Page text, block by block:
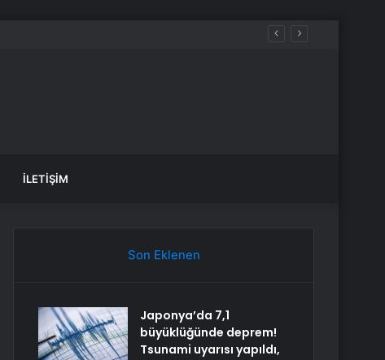
İLETIŞIM
Son Eklenen
Japonya’da 7,1
büyüklüğünde deprem!
Tsunami uyarısı yapıldı,